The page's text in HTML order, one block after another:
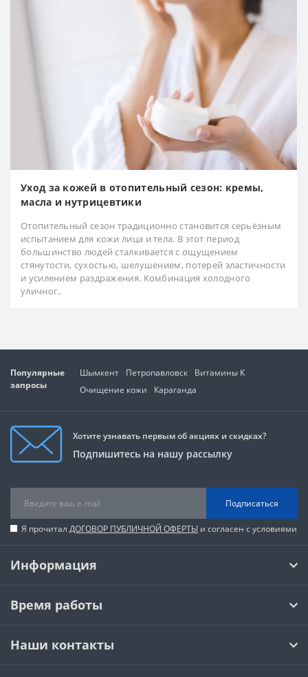
Уход за кожей в отопительный сезон: кремы,
масла и нутрицевтики
Отопительный сезон традиционно становится серьёзным
испытанием для кожи лица и тела. В этот период
большинство людей сталкивается с ощущением
стянутости, сухостью, шелушением, потерей эластичности
и усилением раздражения. Комбинация холодного
уличног..
Популярные
запросы
Шымкент Петропавловск
Витамины К
Очищение кожи
Караганда
Хотите узнавать первым об акциях и скидках?
Подпишитесь на нашу рассылку
Подписаться
Я прочитал ДОГОВОР ПУБЛИЧНОЙ ОФЕРТЫ и согласен с условиями
Информация
Время работы
Наши контакты